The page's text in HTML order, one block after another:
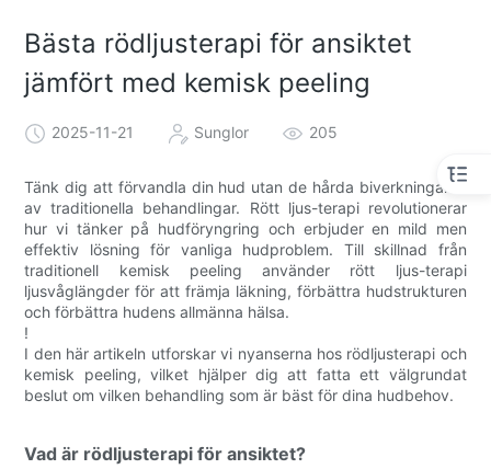
Bästa rödljusterapi för ansiktet
jämfört med kemisk peeling
2025-11-21 Sunglor 205
Tänk dig att förvandla din hud utan de hårda biverkningarna
av traditionella behandlingar. Rött ljus-terapi revolutionerar
hur vi tänker på hudföryngring och erbjuder en mild men
effektiv lösning för vanliga hudproblem. Till skillnad från
traditionell kemisk peeling använder rött ljus-terapi
ljusvåglängder för att främja läkning, förbättra hudstrukturen
och förbättra hudens allmänna hälsa.
!
I den här artikeln utforskar vi nyanserna hos rödljusterapi och
kemisk peeling, vilket hjälper dig att fatta ett välgrundat
beslut om vilken behandling som är bäst för dina hudbehov.
Vad är rödljusterapi för ansiktet?